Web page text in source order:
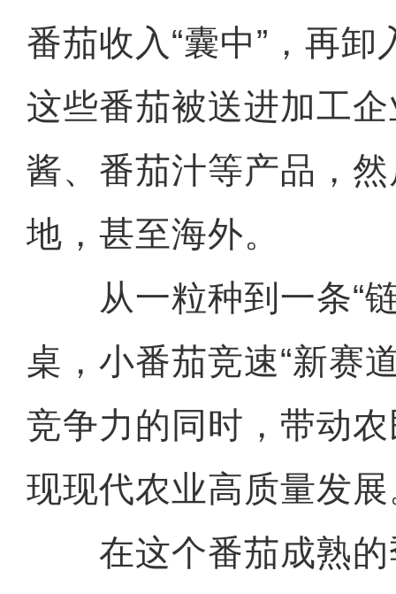
番茄收入“囊中”，再
这些番茄被送进加工
酱、番茄汁等产品，
地，甚至海外。
从一粒种到一条“链
桌，小番茄竞速“新赛
竞争力的同时，带动
现现代农业高质量发
在这个番茄成熟的